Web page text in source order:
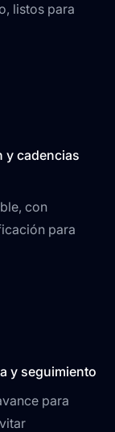
listos para
y cadencias
con
para
y seguimiento
para